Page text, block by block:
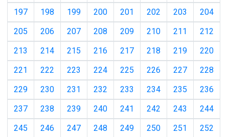
197
198 199 200 201 202 203
204
205
206 207 208 209 210 211
212
213
214 215 216 217 218 219
220
221
222 223 224 225 226 227
228
229
230 231 232 233 234 235
236
237
238 239 240 241 242 243
244
245
246 247 248 249 250 251
252